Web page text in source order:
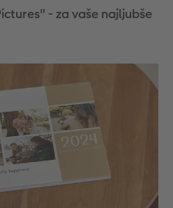
sten
fotografija
FOTOKNJIGA
- za vaše najljubše